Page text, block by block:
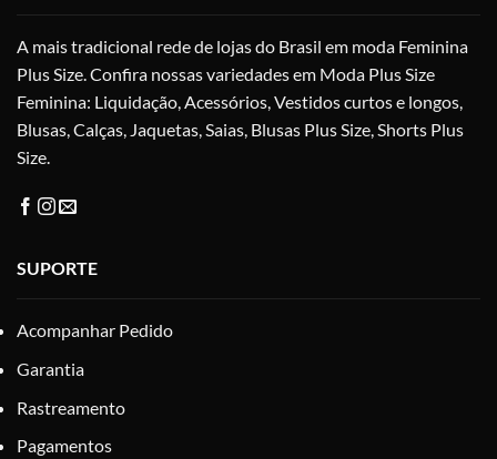
A mais tradicional rede de lojas do Brasil em moda Feminina
Plus Size. Confira nossas variedades em Moda Plus Size
Feminina: Liquidação, Acessórios, Vestidos curtos e longos,
Blusas, Calças, Jaquetas, Saias, Blusas Plus Size, Shorts Plus
Size.
SUPORTE
Acompanhar Pedido
Garantia
Rastreamento
Pagamentos